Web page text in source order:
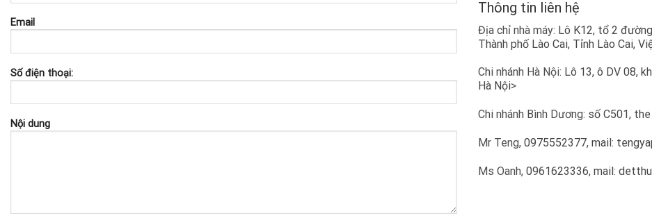
Email
Số điện thoại:
Nội dung
Thông tin liên hệ
Địa chỉ nhà máy: Lô K12, tổ 2
Thành phố Lào Cai, Tỉnh Lào Cai,
Chi nhánh Hà Nội: Lô 13, ô DV 08,
Hà Nội>
Chi nhánh Bình Dương: số C501, the
Mr Teng, 0975552377, mail:
Ms Oanh, 0961623336, mail: